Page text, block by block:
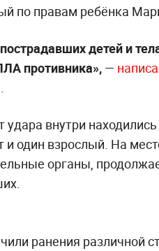
по правам ребёнка
детей и
противника», —
внутри находились
и один взрослый. На
органы,
ранения различной